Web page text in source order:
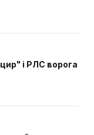
і РЛС ворога